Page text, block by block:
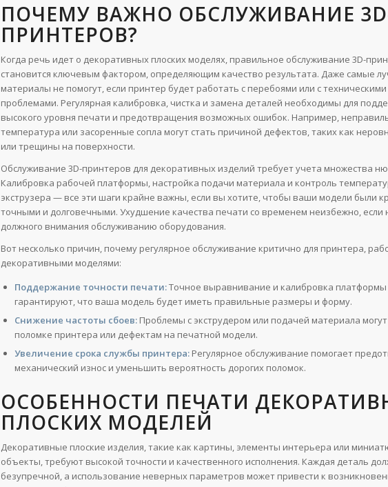
ПОЧЕМУ ВАЖНО ОБСЛУЖИВАНИЕ
ПРИНТЕРОВ?
Когда речь идет о декоративных плоских моделях, правильное обслуживание 3D-
становится ключевым фактором, определяющим качество результата. Даже самые
материалы не помогут, если принтер будет работать с перебоями или с техническими
проблемами. Регулярная калибровка, чистка и замена деталей необходимы для
высокого уровня печати и предотвращения возможных ошибок. Например,
температура или засоренные сопла могут стать причиной дефектов, таких как
или трещины на поверхности.
Обслуживание 3D-принтеров для декоративных изделий требует учета множества
Калибровка рабочей платформы, настройка подачи материала и контроль
экструзера — все эти шаги крайне важны, если вы хотите, чтобы ваши модели были
точными и долговечными. Ухудшение качества печати со временем неизбежно, если
должного внимания обслуживанию оборудования.
Вот несколько причин, почему регулярное обслуживание критично для принтера,
декоративными моделями:
Поддержание точности печати:Точное выравнивание и калибровка платформы
гарантируют, что ваша модель будет иметь правильные размеры и форму.
Снижение частоты сбоев: Проблемы с экструдером или подачей материала
поломке принтера или дефектам на печатной модели.
Увеличение срока службы принтера: Регулярное обслуживание помогает
механический износ и уменьшить вероятность дорогих поломок.
ОСОБЕННОСТИ ПЕЧАТИ
ПЛОСКИХ МОДЕЛЕЙ
Декоративные плоские изделия, такие как картины, элементы интерьера или
объекты, требуют высокой точности и качественного исполнения. Каждая деталь
безупречной, а использование неверных параметров может привести к